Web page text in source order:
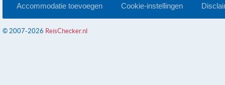
Accommodatie toevoegen Cookie-instellingen
© 2007-2026 ReisChecker.nl